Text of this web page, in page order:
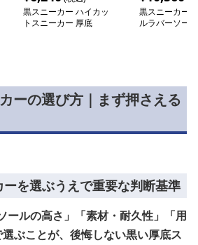
黒スニーカー ハイカッ
トスニーカー 厚底
黒スニーカー
ルラバーソー
ーの選び方｜まず押さえる
を選ぶうえで重要な判断基準
ールの高さ」「素材・耐久性」「用
ぶことが、後悔しない黒い厚底ス